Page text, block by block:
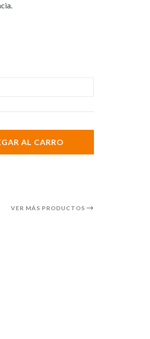
AL CARRO
VER MÁS PRODUCTOS